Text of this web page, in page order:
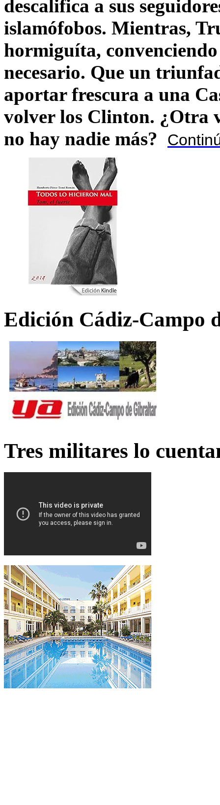
descalifica a sus
islamófobos. Mientras,
hormiguíta,
necesario. Que un
aportar frescura a una
volver los Clinton. ¿Otra
no hay nadie más?
Edición Cádiz-Campo
Tres militares lo